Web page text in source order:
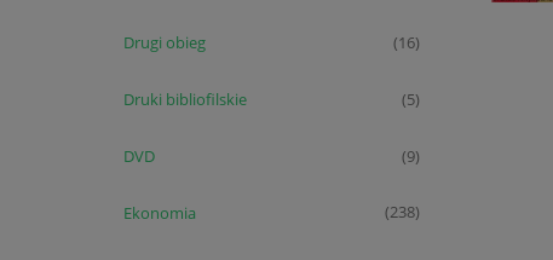
Drugi obieg (16)
Druki bibliofilskie (5)
DVD (9)
Ekonomia (238)